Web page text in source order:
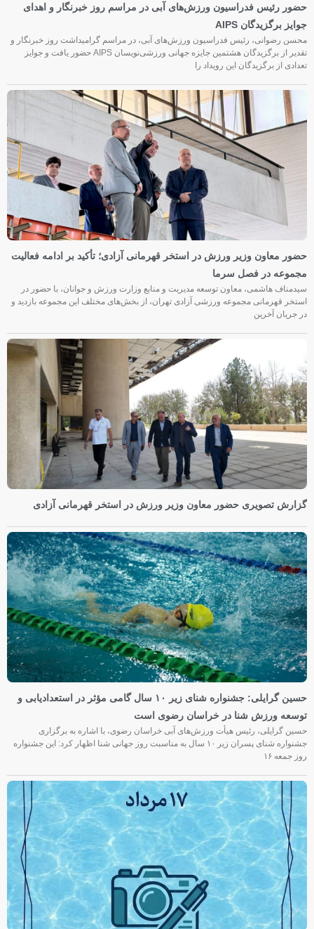
حضور رئیس فدراسیون ورزش‌های آبی در مراسم روز خبرنگار و اهدای
جوایز برگزیدگان AIPS
محسن رضوانی، رئیس فدراسیون ورزش‌های آبی، در مراسم گرامیداشت روز خبرنگار و
تقدیر از برگزیدگان هشتمین جایزه جهانی ورزشی‌نویسان AIPS حضور یافت و جوایز
تعدادی از برگزیدگان این رویداد را
حضور معاون وزیر ورزش در استخر قهرمانی آزادی؛ تأکید بر ادامه فعالیت
مجموعه در فصل سرما
سیدمناف هاشمی، معاون توسعه مدیریت و منابع وزارت ورزش و جوانان، با حضور در
استخر قهرمانی مجموعه ورزشی آزادی تهران، از بخش‌های مختلف این مجموعه بازدید و
در جریان آخرین
گزارش تصویری حضور معاون وزیر ورزش در استخر قهرمانی آزادی
حسین گرایلی: جشنواره شنای زیر ۱۰ سال گامی مؤثر در استعدادیابی و
توسعه ورزش شنا در خراسان رضوی است
حسین گرایلی، رئیس هیأت ورزش‌های آبی خراسان رضوی، با اشاره به برگزاری
جشنواره شنای پسران زیر ۱۰ سال به مناسبت روز جهانی شنا اظهار کرد: این جشنواره
روز جمعه‌ ۱۶